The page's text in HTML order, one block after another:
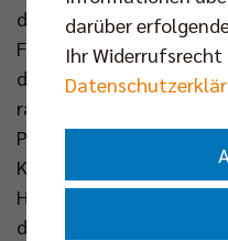
den DVV-Pokalsieger
Für die Männer aus dem
die Saison mit dem
rangieren die Bayern
Punkte), könnten noch
Karlsruhe (18 Pkt)
Haching München (16
der zweiten Saison nach
darüber
Ihr Widerrufsrecht